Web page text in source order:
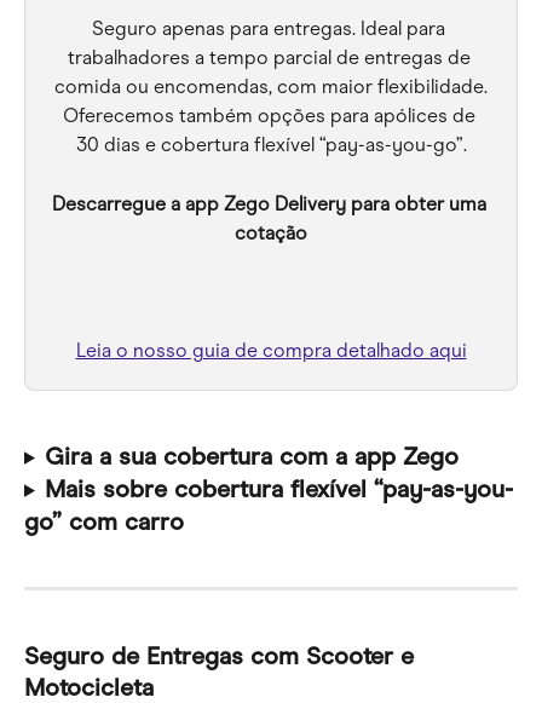
Seguro apenas para entregas. Ideal para
trabalhadores a tempo parcial de entregas de
comida ou encomendas, com maior flexibilidade.
Oferecemos também opções para apólices de
30 dias e cobertura flexível “pay-as-you-go”.
Descarregue a app Zego Delivery para obter uma
cotação
Leia o nosso guia de compra detalhado aqui
Gira a sua cobertura com a app Zego
Mais sobre cobertura flexível “pay-as-you-
go” com carro
Seguro de Entregas com Scooter e
Motocicleta